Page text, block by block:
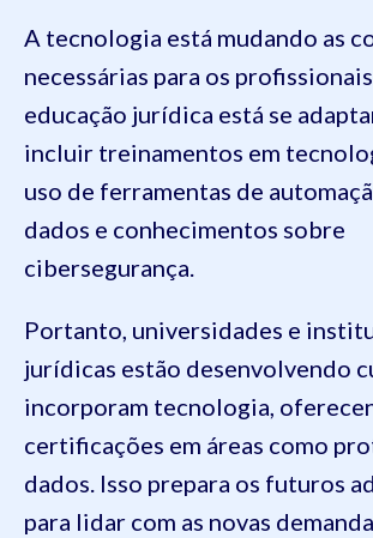
A tecnologia está mudando as
necessárias para os
educação jurídica está se
incluir treinamentos em
uso de ferramentas de
dados e conhecimentos sobre
cibersegurança.
Portanto, universidades e
jurídicas estão desenvolvendo
incorporam tecnologia,
certificações em áreas como
dados. Isso prepara os futuros
para lidar com as novas